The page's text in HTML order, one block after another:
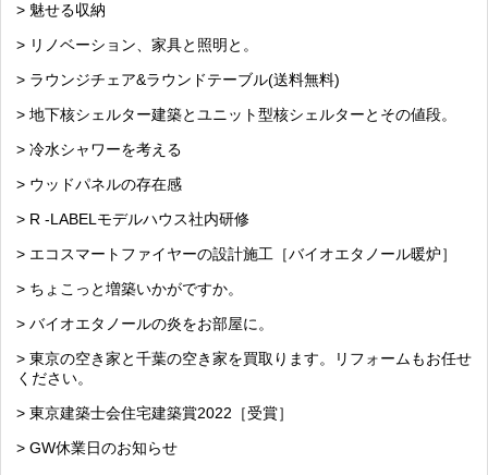
> 魅せる収納
> リノベーション、家具と照明と。
> ラウンジチェア&ラウンドテーブル(送料無料)
> 地下核シェルター建築とユニット型核シェルターとその値段。
> 冷水シャワーを考える
> ウッドパネルの存在感
> R -LABELモデルハウス社内研修
> エコスマートファイヤーの設計施工［バイオエタノール暖炉］
> ちょこっと増築いかがですか。
> バイオエタノールの炎をお部屋に。
> 東京の空き家と千葉の空き家を買取ります。リフォームもお任せ
ください。
> 東京建築士会住宅建築賞2022［受賞］
> GW休業日のお知らせ